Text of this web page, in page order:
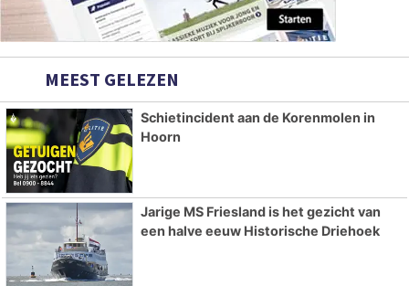
MEEST GELEZEN
Schietincident aan de Korenmolen in
Hoorn
Jarige MS Friesland is het gezicht van
een halve eeuw Historische Driehoek